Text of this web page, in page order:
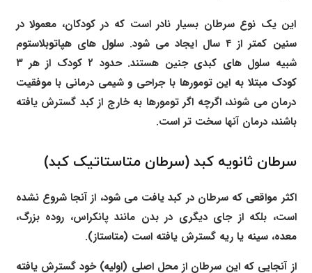
این یک نوع سرطان بسیار نادر است که در کودکان، معمولا در
سنین کمتر از ۴ سال ایجاد می شود. سلول های هپاتوبلاستوم
شبیه سلول های کبدی جنین هستند. حدود ۲ کودک از هر ۳
کودک مبتلا به این تومورها با جراحی و شیمی درمانی با موفقیت
درمان می شوند، اگرچه اگر تومورها به خارج از کبد گسترش یافته
باشند، درمان آنها سخت تر است.
سرطان ثانویه کبد (سرطان متاستاتیک کبد)
اکثر مواقعی که سرطان در کبد یافت می شود، از آنجا شروع نشده
است، بلکه از جای دیگری در بدن مانند پانکراس، روده بزرگ،
معده، سینه یا ریه گسترش یافته است (متاستاز).
از آنجایی که این سرطان از محل اصلی (اولیه) خود گسترش یافته